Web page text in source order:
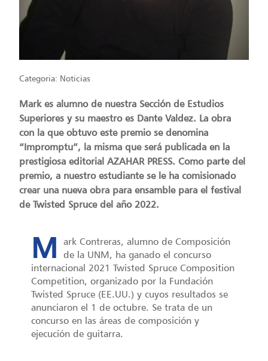
Categoria: Noticias
Mark es alumno de nuestra Sección de Estudios
Superiores y su maestro es Dante Valdez. La obra
con la que obtuvo este premio se denomina
“Impromptu”, la misma que será publicada en la
prestigiosa editorial AZAHAR PRESS. Como parte del
premio, a nuestro estudiante se le ha comisionado
crear una nueva obra para ensamble para el festival
de Twisted Spruce del año 2022.
M ark Contreras, alumno de Composición
de la UNM, ha ganado el concurso
internacional 2021 Twisted Spruce Composition
Competition, organizado por la Fundación
Twisted Spruce (EE.UU.) y cuyos resultados se
anunciaron el 1 de octubre. Se trata de un
concurso en las áreas de composición y
ejecución de guitarra.